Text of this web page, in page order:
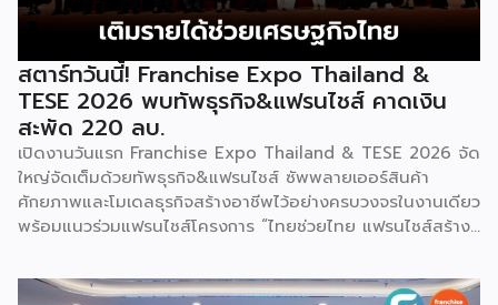
สตาร์ทวันนี้! Franchise Expo Thailand &
TESE 2026 พบทัพธุรกิจ&แฟรนไชส์ คาดเงิน
สะพัด 220 ลบ.
เปิดงานวันแรก Franchise Expo Thailand & TESE 2026 จัด
ใหญ่จัดเต็มด้วยทัพธุรกิจ&แฟรนไชส์ ซัพพลายเออร์สินค้า
ศักยภาพและโมเดลธุรกิจสร้างอาชีพไว้อย่างครบวงจรในงานเดียว
พร้อมแนวร่วมแฟรนไชส์โครงการ “ไทยช่วยไทย แฟรนไชส์สร้าง
รวมกว่า 250 บูธ บนพื้นที่ 15,000 ตารางเมตร หวังเป็นทาง
เลือกสร้างรายได้เพิ่มและพยุงเศรษฐกิจไทยให้ฟื้นตัว เสิร์ฟครบ